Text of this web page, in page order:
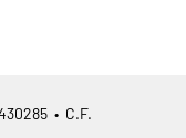
• C.F.